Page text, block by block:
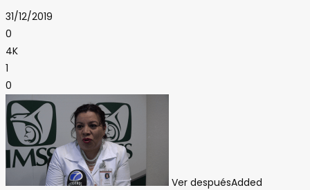
31/12/2019
0
4K
1
0
Ver despuésAdded